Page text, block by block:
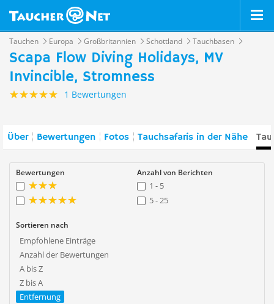
Tauchen Europa Großbritannien Schottland Tauchbasen
Scapa Flow Diving Holidays, MV
Invincible, Stromness
1 Bewertungen
Über Bewertungen Fotos Tauchsafaris in der Nähe
Bewertungen Anzahl von Berichten
1 - 5
5 - 25
Sortieren nach
Empfohlene Einträge
Anzahl der Bewertungen
A bis Z
Z bis A
Entfernung